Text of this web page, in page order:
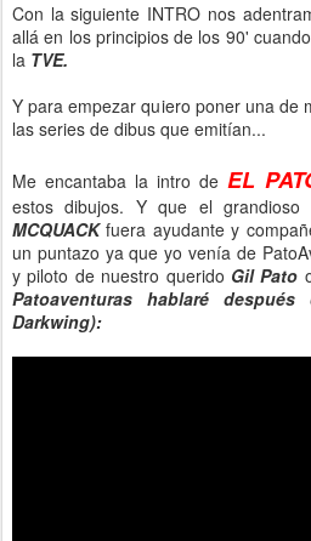
Con la siguiente INTRO nos
allá en los principios de los 90'
la TVE.
Y para empezar quiero poner una de
las series de dibus que emitían...
Me encantaba la intro de EL
estos dibujos. Y que el grandioso
MCQUACKfuera ayudante y
un puntazo ya que yo venía de
y piloto de nuestro querido Gil Pato
Patoaventuras hablaré
Darkwing):